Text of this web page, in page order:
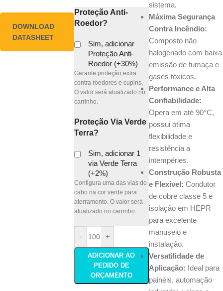
DOWNLOAD
DATASHEET
Proteção Anti-
Roedor?
Sim, adicionar
Proteção Anti-
Roedor (+30%)
Garante proteção extra
contra roedores e cupins.
O valor será atualizado no
carrinho.
Proteção Via Verde
Terra?
Sim, adicionar 1
via Verde Terra
(+2%)
Configura uma das vias do
cabo na cor verde para
aterramento. O valor será
atualizado no carrinho.
- +
ADICIONAR AO
PEDIDO DE
ORÇAMENTO
sistema.
Máxima Segurança
Contra Incêndio:
Composto não
halogenado com baixa
emissão de fumaça e
gases tóxicos.
Performance e Alta
Confiabilidade:
Opera em até 90°C,
possui ótima
flexibilidade e
resistência a
intempéries.
Construção Robusta
e Flexível: Condutor
de cobre classe 5 e
isolação em HEPR
para excelente
manuseio e
instalação.
Versatilidade de
Aplicação: Ideal para
painéis, automação